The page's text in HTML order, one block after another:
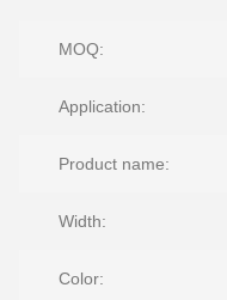
MOQ:
Application:
Product name:
Width:
Color: